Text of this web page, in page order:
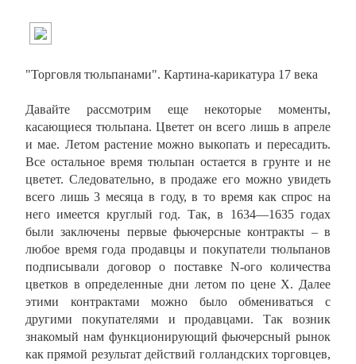
"Торговля тюльпанами". Картина-карикатура 17 века
Давайте рассмотрим еще некоторые моменты,
касающиеся тюльпана. Цветет он всего лишь в апреле
и мае. Летом растение можно выкопать и пересадить.
Все остальное время тюльпан остается в грунте и не
цветет. Следовательно, в продаже его можно увидеть
всего лишь 3 месяца в году, в то время как спрос на
него имеется круглый год. Так, в 1634—1635 годах
были заключены первые фьючерсные контракты – в
любое время года продавцы и покупатели тюльпанов
подписывали договор о поставке N-ого количества
цветков в определенные дни летом по цене Х. Далее
этими контрактами можно было обмениваться с
другими покупателями и продавцами. Так возник
знакомый нам функционирующий фьючерсный рынок
как прямой результат действий голландских торговцев,